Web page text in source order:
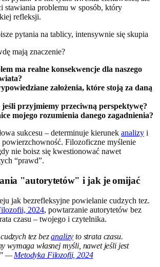
stawiania problemu w sposób, który
refleksji.
mają znaczenie?
ma realne konsekwencje dla naszego
założenia, które stoją za daną
jeśli przyjmiemy przeciwną perspektywę?
mojego rozumienia danego zagadnienia?
sukcesu – determinuje kierunek analizy i
Filozoficzne myślenie
nie boisz się kwestionować nawet
“prawd”.
"autorytetów" i jak je omijać
jak bezrefleksyjne powielanie cudzych tez.
2024, powtarzanie autorytetów bez
czasu – twojego i czytelnika.
tez bezanalizy to strata czasu.
wymaga własnej myśli, nawet jeśli jest
—Metodyka Filozofii, 2024